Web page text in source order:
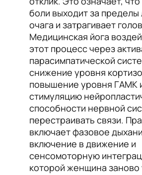
боли выходит за пределы
очага и затрагивает
Медицинская йога
этот процесс через
парасимпатической
снижение уровня
повышение уровня ГАМК
стимуляцию
способности нервной
перестраивать связи.
включает фазовое
включение в движение и
сенсомоторную
которой женщина заново